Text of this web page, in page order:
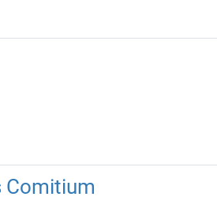
Comitium